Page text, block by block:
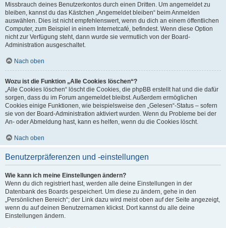
Missbrauch deines Benutzerkontos durch einen Dritten. Um angemeldet zu
bleiben, kannst du das Kästchen „Angemeldet bleiben“ beim Anmelden
auswählen. Dies ist nicht empfehlenswert, wenn du dich an einem öffentlichen
Computer, zum Beispiel in einem Internetcafé, befindest. Wenn diese Option
nicht zur Verfügung steht, dann wurde sie vermutlich von der Board-
Administration ausgeschaltet.
Nach oben
Wozu ist die Funktion „Alle Cookies löschen“?
„Alle Cookies löschen“ löscht die Cookies, die phpBB erstellt hat und die dafür
sorgen, dass du im Forum angemeldet bleibst. Außerdem ermöglichen
Cookies einige Funktionen, wie beispielsweise den „Gelesen“-Status – sofern
sie von der Board-Administration aktiviert wurden. Wenn du Probleme bei der
An- oder Abmeldung hast, kann es helfen, wenn du die Cookies löscht.
Nach oben
Benutzerpräferenzen und -einstellungen
Wie kann ich meine Einstellungen ändern?
Wenn du dich registriert hast, werden alle deine Einstellungen in der
Datenbank des Boards gespeichert. Um diese zu ändern, gehe in den
„Persönlichen Bereich“; der Link dazu wird meist oben auf der Seite angezeigt,
wenn du auf deinen Benutzernamen klickst. Dort kannst du alle deine
Einstellungen ändern.